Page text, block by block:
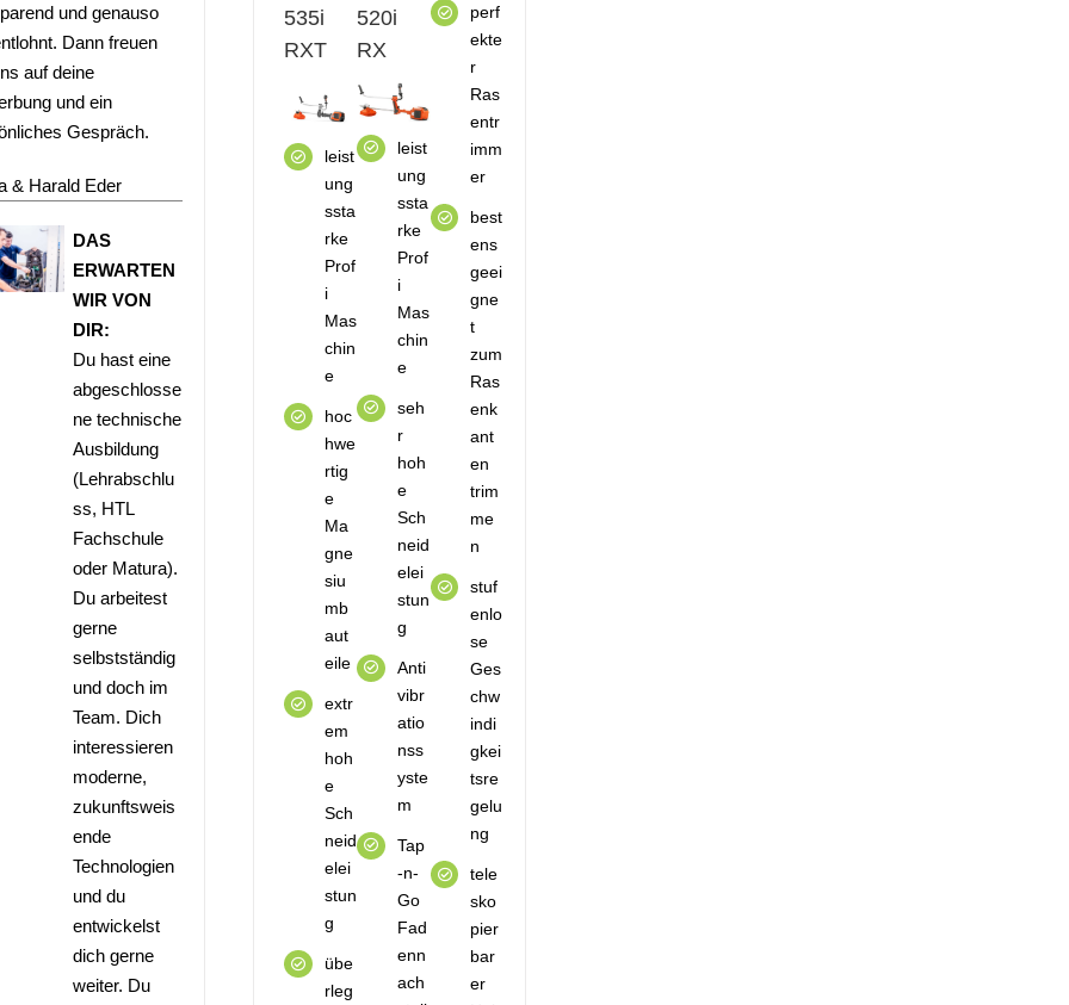
und genauso
Dann freuen
auf deine
und ein
Gespräch.
& Harald Eder
DAS
ERWARTEN
WIR VON
DIR:
Du hast eine
abgeschlosse
ne technische
Ausbildung
(Lehrabschlu
ss, HTL
Fachschule
oder Matura).
Du arbeitest
gerne
selbstständig
und doch im
Team. Dich
interessieren
moderne,
zukunftsweis
ende
Technologien
und du
entwickelst
dich gerne
weiter. Du
535i
RXT
leist
ung
ssta
rke
Prof
i
Mas
chin
e
hoc
hwe
rtig
e
Ma
gne
siu
mb
aut
eile
extr
em
hoh
e
Sch
neid
elei
stun
g
übe
rleg
520i
RX
leist
ung
ssta
rke
Prof
i
Mas
chin
e
seh
r
hoh
e
Sch
neid
elei
stun
g
Anti
vibr
atio
nss
yste
m
Tap
-n-
Go
Fad
enn
ach
perf
ekte
r
Ras
entr
imm
er
best
ens
geei
gne
t
zum
Ras
enk
ant
en
trim
me
n
stuf
enlo
se
Ges
chw
indi
gkei
tsre
gelu
ng
tele
sko
pier
bar
er